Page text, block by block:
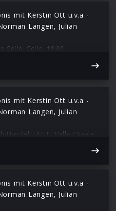
mit Kerstin Ott u.v.a -
Langen, Julian
Celle, Celle, 19:30
mit Kerstin Ott u.v.a -
Langen, Julian
mit Kerstin Ott u.v.a -
Langen, Julian